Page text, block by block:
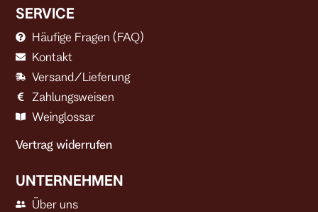
SERVICE
Häufige Fragen (FAQ)
Kontakt
Versand/Lieferung
Zahlungsweisen
Weinglossar
Vertrag widerrufen
UNTERNEHMEN
Über uns